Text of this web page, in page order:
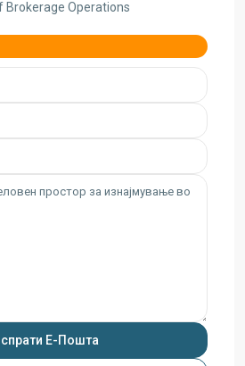
Brokerage Operations